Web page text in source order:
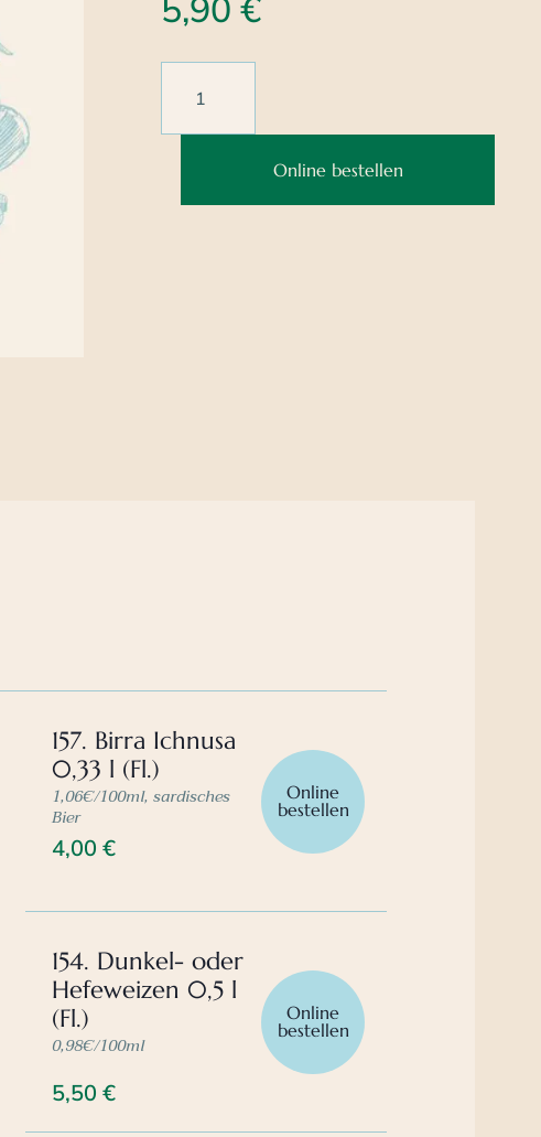
Online bestellen
157. Birra Ichnusa
0,33 l (Fl.)
4,00 €
1,06€/100ml, sardisches
Bier
Online
bestellen
154. Dunkel- oder
Hefeweizen 0,5 l
(Fl.)
5,50 €
0,98€/100ml
Online
bestellen